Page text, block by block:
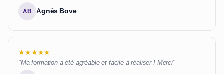
AB Agnès Bove
★★★★★
"Ma formation a été agréable et facile à réaliser ! Merci"